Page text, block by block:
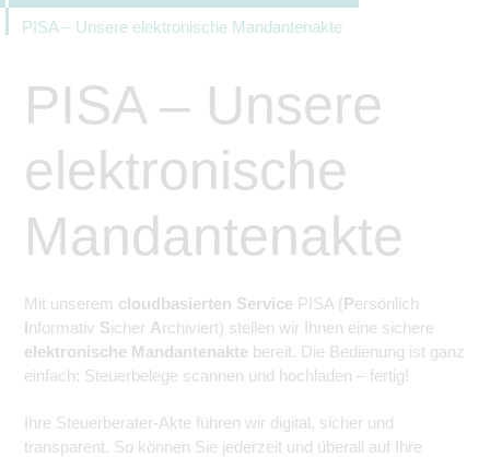
PISA – Unsere elektronische Mandantenakte
PISA – Unsere
elektronische
Mandantenakte
Mit unserem cloudbasierten Service PISA (Persönlich
Informativ Sicher Archiviert) stellen wir Ihnen eine sichere
elektronische Mandantenakte bereit. Die Bedienung ist ganz
einfach: Steuerbelege scannen und hochladen – fertig!
Ihre Steuerberater-Akte führen wir digital, sicher und
transparent. So können Sie jederzeit und überall auf Ihre